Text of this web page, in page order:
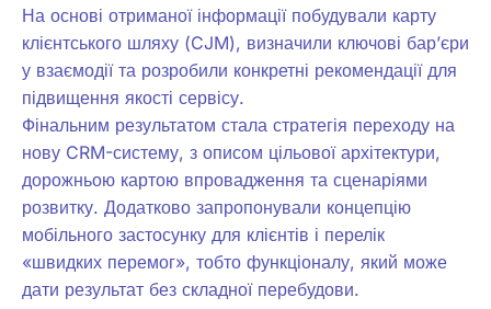
На основі отриманої інформації побудували карту
клієнтського шляху (CJM), визначили ключові бар’єри
у взаємодії та розробили конкретні рекомендації для
підвищення якості сервісу.
Фінальним результатом стала стратегія переходу на
нову CRM-систему, з описом цільової архітектури,
дорожньою картою впровадження та сценаріями
розвитку. Додатково запропонували концепцію
мобільного застосунку для клієнтів і перелік
«швидких перемог», тобто функціоналу, який може
дати результат без складної перебудови.